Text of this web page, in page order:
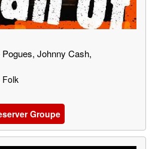
Johnny Cash,
Folk
Groupe